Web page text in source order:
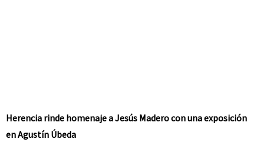
Herencia rinde homenaje a Jesús Madero con una exposición
en Agustín Úbeda